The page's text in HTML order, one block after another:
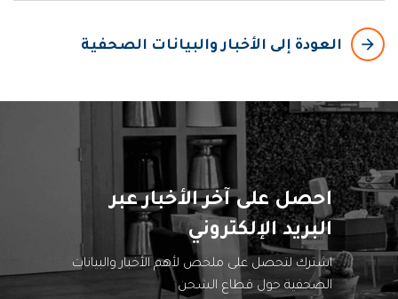
arrow_backward
العودة إلى الأخبار والبيانات الصحفية
احصل على آخر الأخبار عبر
البريد الإلكتروني
اشترك لتحصل على ملخص لأهم الأخبار والبيانات
الصحفية حول قطاع الشحن